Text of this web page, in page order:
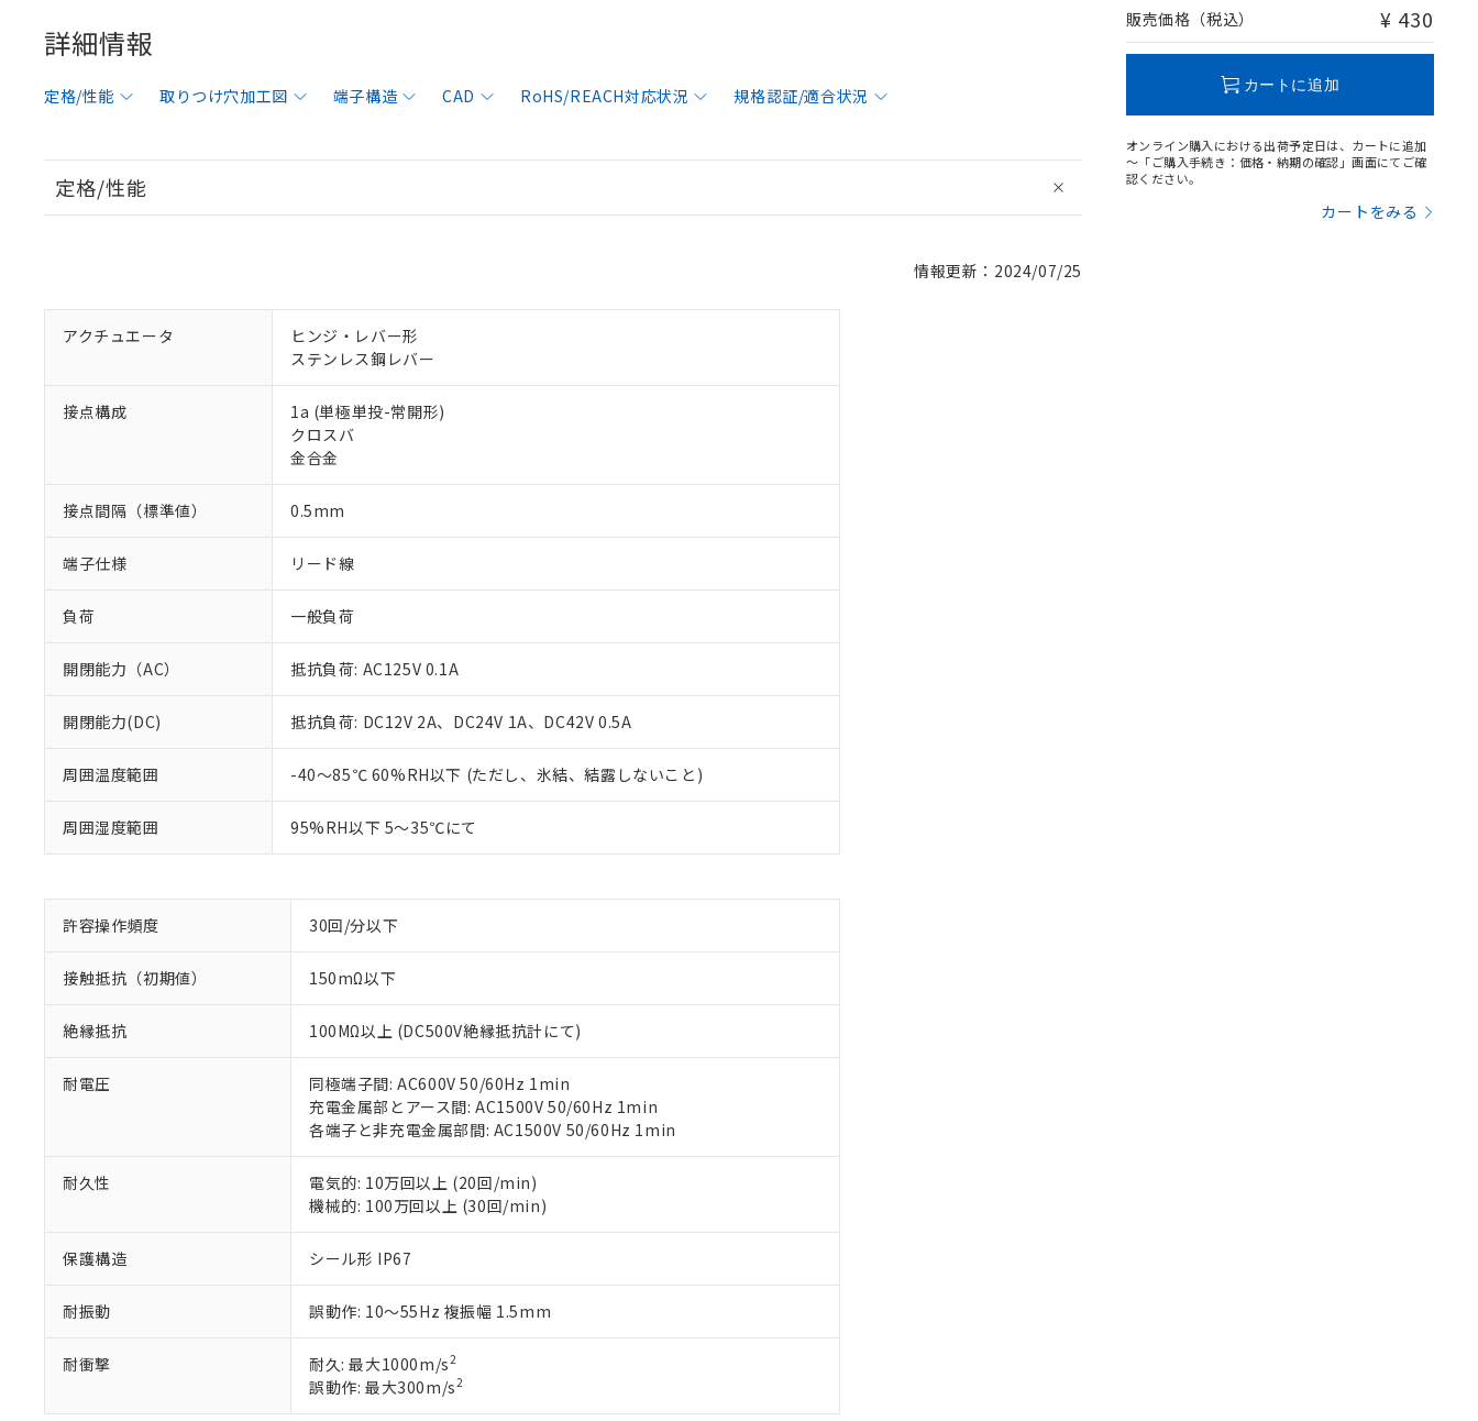
詳細情報
定格/性能 取りつけ穴加工図 端子構造 CAD RoHS/REACH対応状況 規格認証/適合状況
定格/性能
情報更新：2024/07/25
アクチュエータ
ヒンジ・レバー形
ステンレス鋼レバー
接点構成
1a (単極単投-常開形)
クロスバ
金合金
接点間隔（標準値） 0.5mm
端子仕様 リード線
負荷 一般負荷
開閉能力（AC） 抵抗負荷: AC125V 0.1A
開閉能力(DC) 抵抗負荷: DC12V 2A、DC24V 1A、DC42V 0.5A
周囲温度範囲 -40～85℃ 60%RH以下 (ただし、氷結、結露しないこと)
周囲湿度範囲 95%RH以下 5～35℃にて
許容操作頻度 30回/分以下
接触抵抗（初期値） 150mΩ以下
絶縁抵抗 100MΩ以上 (DC500V絶縁抵抗計にて)
耐電圧
同極端子間: AC600V 50/60Hz 1min
充電金属部とアース間: AC1500V 50/60Hz 1min
各端子と非充電金属部間: AC1500V 50/60Hz 1min
耐久性
電気的: 10万回以上 (20回/min)
機械的: 100万回以上 (30回/min)
保護構造 シール形 IP67
耐振動 誤動作: 10～55Hz 複振幅 1.5mm
耐衝撃 耐久: 最大1000m/s2
誤動作: 最大300m/s2
販売価格（税込） ¥ 430
カートに追加
オンライン購入における出荷予定日は、カートに追加
～「ご購入手続き：価格・納期の確認」画面にてご確
認ください。
カートをみる
以下の条件をお読みいただき、同意のうえご利用ください。
当社制御機器事業取扱商品の中には、本サービスの対象外となる商品もあることをご了承ください。
在庫状況および標準価格照会結果は、記載している更新日時点での社内データに基づき作成されるも
のであり、閲覧された時点での実際の在庫および標準価格とは異なる場合があることをご了承くださ
い。
正式な納期状況および標準価格はお客様のお取引先、またはお客様担当のオムロン制御機器販売店・
当社販売員にご相談ください。
オムロン制御機器販売店や当社販売拠点は「
在庫状況および標準価格結果を当社の事前の承諾なく第三者に漏洩または開示しないようお願いしま
ている必要があります。
お客様が当ウェブサイト上で当社にご登録された部品リストについて、当社および当社の共同利用者
が、当社の製品・サービスに関するお客様との取引・商談に必要な範囲で利用することをご了承くだ
さい。
※当社の共同利用者とは、
いる法人を指します。
対応済み：EU RoHS指令（10物質）の非含有に対応した製品が提供可能な商品です。
対応予定：EU RoHS指令（10物質）の非含有に対応した製品に切り替える予定のある商品です。
対応予定なし：EU RoHS指令（10物質）の非含有に非対応の商品で、対応品を出す予定はありません。
非該当品：ライセンス料など無形物で、有害物質有無と関係のない商品です。
仕入先様の事情により、非含有部品としていたものが、含有品と判明した場合などやむを得ず変更すること
*EU RoHS指令（10物質）：
鉛(Pb) 1000ppm以下、 水銀(Hg) 1000ppm以下、 カドミウム(Cd) 100ppm以下、
六価クロム(Cr(Ⅵ)) 1000ppm以下、ポリ臭化ビフェニル類(PBB) 1000ppm以下、ポリ臭化ジフェニルエーテル類(PBDE) 1000ppm以下、
フタル酸ビス(2-エチルヘキシル) (DEHP)(別名：DOP) 1000ppm以下、フタル酸ブチルベンジル（BBP） 1000ppm以下、フタル酸ジブチ
ル（DBP） 1000ppm以下、フタル酸ジイソブチル (DIBP) 1000ppm以下
フタル酸エステル類の４物質については閾値を超える意図的な使用がないことを確認しています。
※2 対応予定月
部品在庫の切り替え状況などにより、予定月が前後することがあります。
※3 非含有証明書ダウンロード
下記の非含有証明書をダウンロードすることができます。
EU RoHS指令（10物質）の非含有証明書
51物質の非含有証明書（当社基準）
※1 中国RoHS○×表
「○」：最大均質材料含有率が中国RoHSの基準値以下であることを示します。
「×」：最大均質材料含有率が中国RoHSの基準値を超えていることを示します。
「－」：未確認です。当社販売部門へお問い合わせください。
Cr(Ⅵ)(六価クロム) : 1000ppm、 PBBs(ポリ臭化ビフェニル類) : 1000ppm、 PBDEs(ポリ臭化ジフェニルエーテル類) : 1000ppm、
DBP(フタル酸ジブチル) : 1000ppm、 DIBP(フタル酸ジイソブチル) : 1000ppm、 BBP(フタル酸ブチルベンジル) : 1000ppm、
DEHP(フタル酸ビス(2-エチルヘキシル)) : 1000ppm
※2 環境保護使用期限
「ｅ」：有害物質（10物質）のすべてが基準値以下であることを示します。
「10」：通常の使用状況下において有害物質が外部に漏えいし、環境に深刻な影響を及ぼさない年数を意
などの必要な手続きをとります。
当社は規制貨物を破棄する場合は、完全に破砕するなど、違法に輸出されないよう必要な手段を講じ
ます。
当社は貴社製品を、核兵器、ミサイル、化学兵器、生物兵器またはその他武器並びにこれらの製造装
置等に一切使用いたしません。
当社は、貴社製品を第三者に販売する場合は、上記1、2および3の内容を当該第三者に通知します。
また当社は、販売先および販売に係わる関係者が違法に輸出するおそれがある場合は、取り引きをい
たしません。
記
説明
○ 一定数以上の在庫あり
△ 一定数には満たないが在庫あり
－
在庫なし(最新の在庫状況については、お客様のお取引先、またはお客様担当のオムロン制御
機器販売店・当社販売員にご確認ください)
空
白
受注生産機種、また在庫状況の情報を公開していない機種